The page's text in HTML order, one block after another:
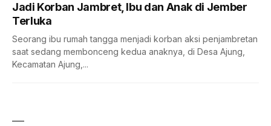
Jadi Korban Jambret, Ibu dan Anak di Jember
Terluka
Seorang ibu rumah tangga menjadi korban aksi penjambretan
saat sedang membonceng kedua anaknya, di Desa Ajung,
Kecamatan Ajung,...